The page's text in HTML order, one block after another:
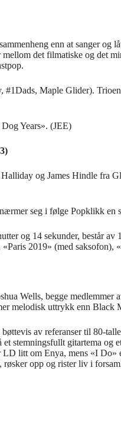
enn at sanger
det filmatiske og det
Maple Glider).
Years». (JEE)
og James Hindle fra
seg i følge Popklikk en
og 14 sekunder, består
2019» (med
Wells, begge
melodisk uttrykk enn Black
av referanser til 80-
stemningsfullt gitartema
litt om Enya, mens «I
opp og rister liv i